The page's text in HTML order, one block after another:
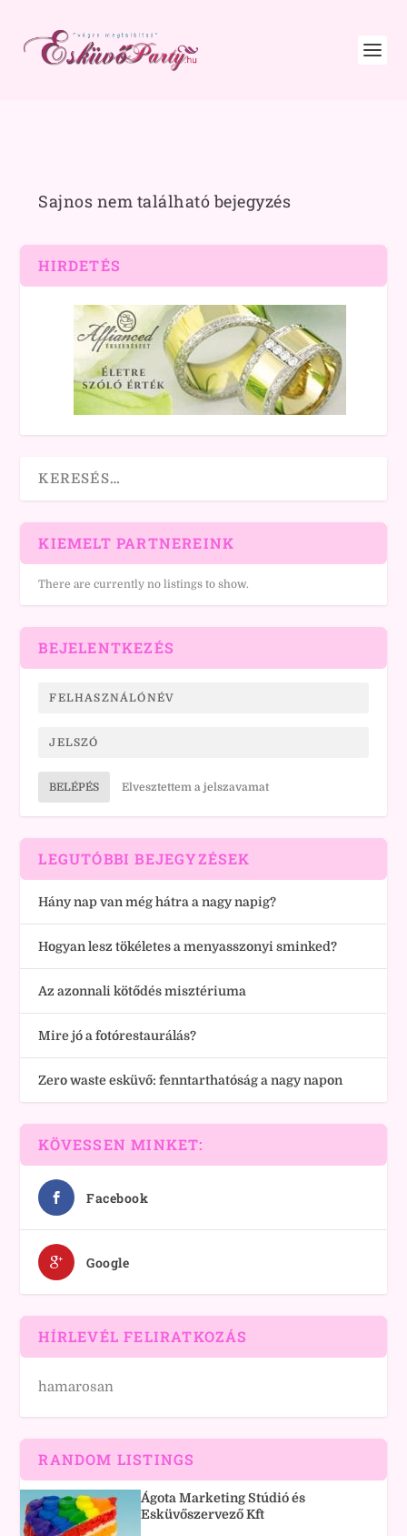
Sajnos nem található bejegyzés
HIRDETÉS
KIEMELT PARTNEREINK
There are currently no listings to show.
BEJELENTKEZÉS
BELÉPÉS Elvesztettem a jelszavamat
LEGUTÓBBI BEJEGYZÉSEK
Hány nap van még hátra a nagy napig?
Hogyan lesz tökéletes a menyasszonyi sminked?
Az azonnali kötődés misztériuma
Mire jó a fotórestaurálás?
Zero waste esküvő: fenntarthatóság a nagy napon
KÖVESSEN MINKET:
Facebook
Google
HÍRLEVÉL FELIRATKOZÁS
hamarosan
RANDOM LISTINGS
Ágota Marketing Stúdió és
Esküvőszervező Kft